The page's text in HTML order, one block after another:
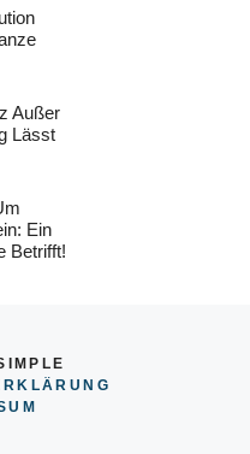
Außer
Lässt
Ein
Betrifft!
M